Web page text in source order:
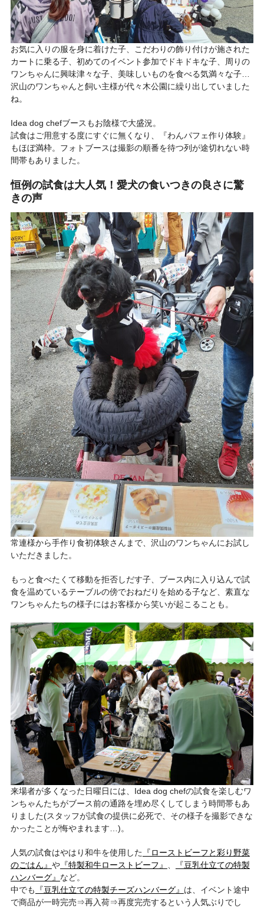
お気に入りの服を身に着けた子、こだわりの飾り付けが施された
カートに乗る子、初めてのイベント参加でドキドキな子、周りの
ワンちゃんに興味津々な子、美味しいものを食べる気満々な子…
沢山のワンちゃんと飼い主様が代々木公園に繰り出していました
ね。
Idea dog chefブースもお陰様で大盛況。
試食はご用意する度にすぐに無くなり、『わんパフェ作り体験』
もほぼ満枠。フォトブースは撮影の順番を待つ列が途切れない時
間帯もありました。
恒例の試食は大人気！愛犬の食いつきの良さに驚
きの声
常連様から手作り食初体験さんまで、沢山のワンちゃんにお試し
いただきました。
もっと食べたくて移動を拒否しだす子、ブース内に入り込んで試
食を温めているテーブルの傍でおねだりを始める子など、素直な
ワンちゃんたちの様子にはお客様から笑いが起こることも。
来場者が多くなった日曜日には、Idea dog chefの試食を楽しむワ
ンちゃんたちがブース前の通路を埋め尽くしてしまう時間帯もあ
りました(スタッフが試食の提供に必死で、その様子を撮影できな
かったことが悔やまれます…)。
人気の試食はやはり和牛を使用した 『ローストビーフと彩り野菜
のごはん』 や『特製和牛ローストビーフ』
『豆乳仕立ての特製
ハンバーグ』 など。
中でも
『豆乳仕立ての特製チーズハンバーグ』 は、イベント途中
で商品が一時完売⇒再入荷⇒再度完売するという人気ぶりでし